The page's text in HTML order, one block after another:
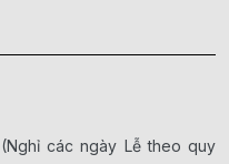
các ngày Lễ theo quy